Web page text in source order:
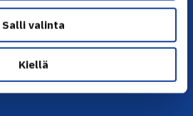
Salli valinta
Kiellä